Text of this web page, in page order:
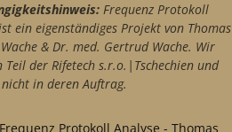
Frequenz Protokoll
ein eigenständiges Projekt von Thomas
& Dr. med. Gertrud Wache. Wir
Teil der Rifetech s.r.o.|Tschechien und
in deren Auftrag.
Frequenz Protokoll Analyse - Thomas